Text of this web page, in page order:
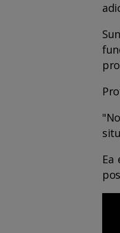
Ea